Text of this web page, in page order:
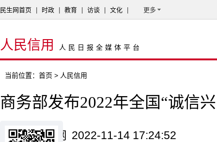
民生网首页 时政 教育 访谈 文化 更多
人民信用 人民日报全媒体平台
当前位置： 首页 > 人民信用
商务部发布2022年全国“诚信
来源：民生网 2022-11-14 17:24:52